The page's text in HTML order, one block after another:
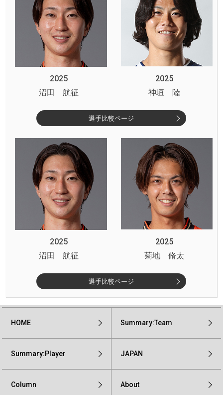
2025
2025
沼田 航征
神垣 陸
選手比較ページ
2025
2025
沼田 航征
菊地 脩太
選手比較ページ
HOME Summary:Team
Summary:Player JAPAN
Column About